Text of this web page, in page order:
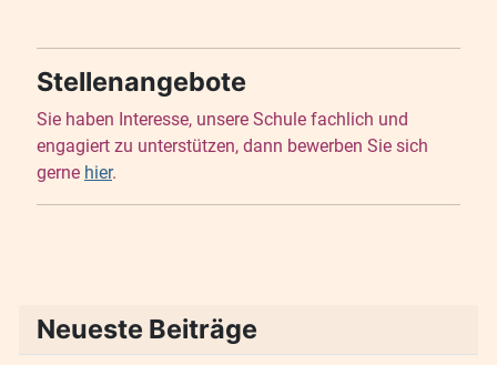
Stellenangebote
Sie haben Interesse, unsere Schule fachlich und
engagiert zu unterstützen, dann bewerben Sie sich
gerne hier.
Neueste Beiträge